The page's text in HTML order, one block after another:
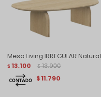
Mesa Living IRREGULAR Natural
$ 13.100 $ 13.900
$11.790